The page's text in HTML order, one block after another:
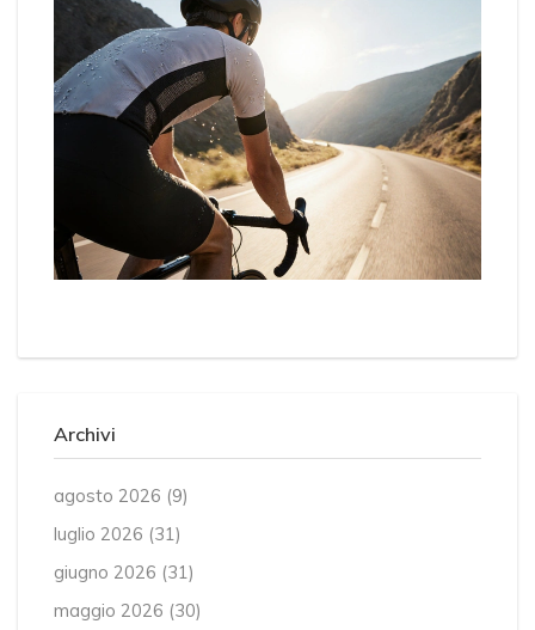
Archivi
agosto 2026 (9)
luglio 2026 (31)
giugno 2026 (31)
maggio 2026 (30)